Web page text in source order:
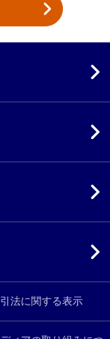
法に関する表示